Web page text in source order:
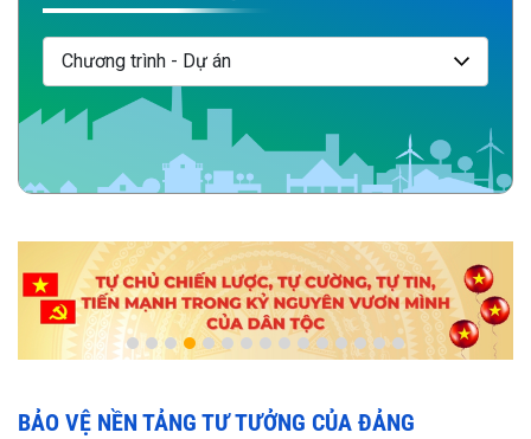
Chương trình - Dự án
BẢO VỆ NỀN TẢNG TƯ TƯỞNG CỦA ĐẢNG